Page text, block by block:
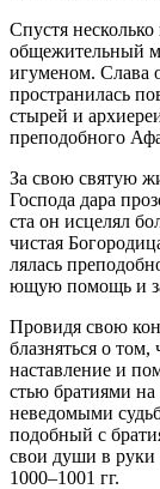
Спу­стя
об­ще­жи­тель­ный
игу­ме­ном. Сла­ва
про­стра­ни­лась
сты­рей и
пре­по­доб­но­го
За свою свя­тую
Гос­по­да да­ра
ста он ис­це­лял
чи­стая
ля­лась
ю­щую по­мощь и
Про­ви­дя свою
блаз­нять­ся о
на­став­ле­ние и
стью бра­ти­я­ми на
неве­до­мы­ми
по­доб­ный с
свои ду­ши в ру­ки
1000–1001 гг.